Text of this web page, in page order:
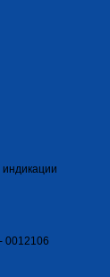
0012106